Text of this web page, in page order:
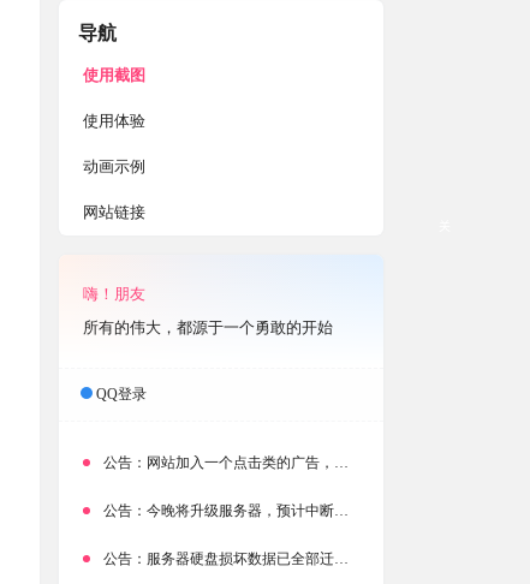
导航
使用截图
使用体验
动画示例
网站链接
嗨！朋友
所有的伟大，都源于一个勇敢的开始
QQ登录
公告： 网站加入一个点击类的广告，大家点击下载按钮需要注意
公告： 今晚将升级服务器，预计中断时常为1分钟
公告： 服务器硬盘损坏数据已全部迁移备份，网站恢复完成！